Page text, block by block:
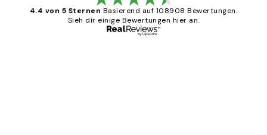
4.4 von 5 Sternen Basierend auf 108908 Bewertungen.
Sieh dir einige Bewertungen hier an.